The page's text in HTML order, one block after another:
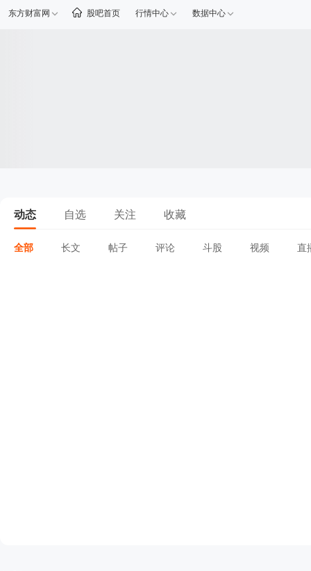
东方财富网 股吧首页 行情中心 数据中心
动态 自选 关注 收藏
全部 长文 帖子 评论 斗股 视频 直